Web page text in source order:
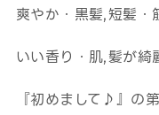
爽やか・黒髪,短髪・
いい香り・肌,髪が
『初めまして♪』の